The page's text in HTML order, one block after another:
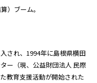
）ブーム。
され、1994年に島根県横田
ー（現、公益財団法人 民際
教育支援活動が開始された